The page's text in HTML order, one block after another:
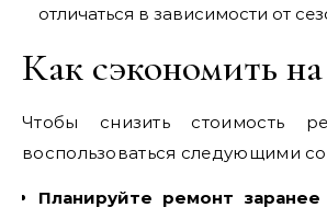
отличаться в зависимости от
Как сэкономить
Чтобы снизить стоимость
воспользоваться следующими
Планируйте ремонт заранее